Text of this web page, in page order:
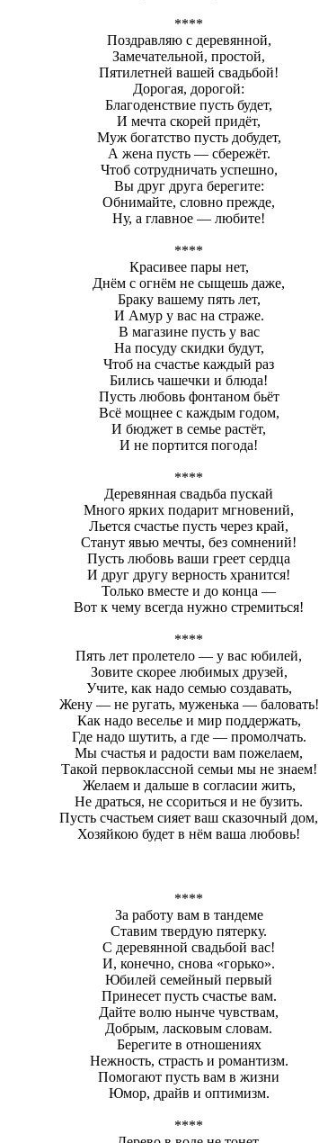
****
Поздравляю с деревянной,
Замечательной, простой,
Пятилетней вашей свадьбой!
Дорогая, дорогой:
Благоденствие пусть будет,
И мечта скорей придёт,
Муж богатство пусть добудет,
А жена пусть — сбережёт.
Чтоб сотрудничать успешно,
Вы друг друга берегите:
Обнимайте, словно прежде,
Ну, а главное — любите!
****
Красивее пары нет,
Днём с огнём не сыщешь даже,
Браку вашему пять лет,
И Амур у вас на страже.
В магазине пусть у вас
На посуду скидки будут,
Чтоб на счастье каждый раз
Бились чашечки и блюда!
Пусть любовь фонтаном бьёт
Всё мощнее с каждым годом,
И бюджет в семье растёт,
И не портится погода!
****
Деревянная свадьба пускай
Много ярких подарит мгновений,
Льется счастье пусть через край,
Станут явью мечты, без сомнений!
Пусть любовь ваши греет сердца
И друг другу верность хранится!
Только вместе и до конца —
Вот к чему всегда нужно стремиться!
****
Пять лет пролетело — у вас юбилей,
Зовите скорее любимых друзей,
Учите, как надо семью создавать,
Жену — не ругать, муженька — баловать!
Как надо веселье и мир поддержать,
Где надо шутить, а где — промолчать.
Мы счастья и радости вам пожелаем,
Такой первоклассной семьи мы не знаем!
Желаем и дальше в согласии жить,
Не драться, не ссориться и не бузить.
Пусть счастьем сияет ваш сказочный дом,
Хозяйкою будет в нём ваша любовь!
****
За работу вам в тандеме
Ставим твердую пятерку.
С деревянной свадьбой вас!
И, конечно, снова «горько».
Юбилей семейный первый
Принесет пусть счастье вам.
Дайте волю нынче чувствам,
Добрым, ласковым словам.
Берегите в отношениях
Нежность, страсть и романтизм.
Помогают пусть вам в жизни
Юмор, драйв и оптимизм.
****